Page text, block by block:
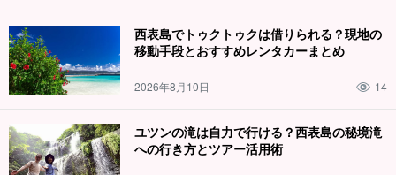
西表島でトゥクトゥクは借りられる？現地の
移動手段とおすすめレンタカーまとめ
2026年8月10日 14
ユツンの滝は自力で行ける？西表島の秘境滝
への行き方とツアー活用術